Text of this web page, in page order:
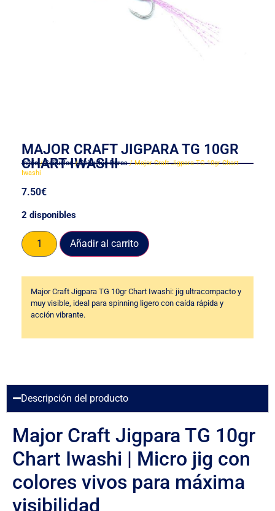
MAJOR CRAFT JIGPARA TG 10GR
CHART IWASHI
Inicio/Señuelos/Señuelos Duros/ Major Craft Jigpara TG 10gr Chart
Iwashi
7.50€
2 disponibles
Añadir al carrito
Major Craft Jigpara TG 10gr Chart Iwashi: jig ultracompacto y
muy visible, ideal para spinning ligero con caída rápida y
acción vibrante.
Descripción del producto
Major Craft Jigpara TG 10gr
Chart Iwashi | Micro jig con
colores vivos para máxima
visibilidad